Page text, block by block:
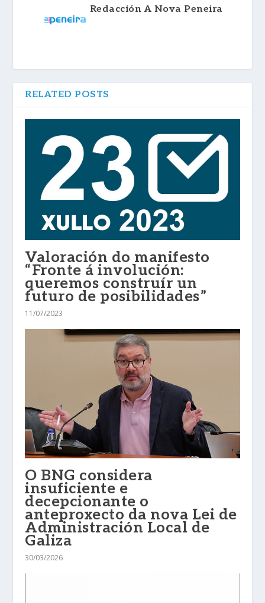
Redacción A Nova Peneira
RELATED POSTS
Valoración do manifesto
“Fronte á involución:
queremos construír un
futuro de posibilidades”
11/07/2023
O BNG considera
insuficiente e
decepcionante o
anteproxecto da nova Lei de
Administración Local de
Galiza
30/03/2026